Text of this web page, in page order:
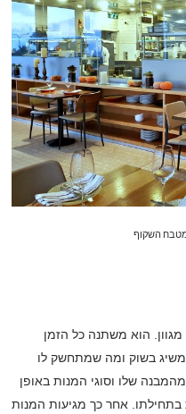
השקוף
הוא משתנה כל הזמן
בשוק ומה שמתחשק לו
שלו וסוגי המנות באופן
בתחילתו. אחר כך מגיעות המנות